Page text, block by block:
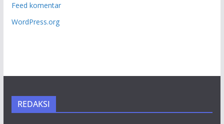
Feed komentar
WordPress.org
REDAKSI